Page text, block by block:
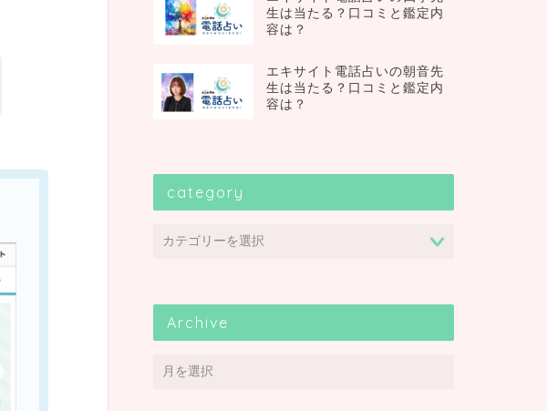
生は当たる？口コミと鑑定内
容は？
エキサイト電話占いの朝音先
生は当たる？口コミと鑑定内
容は？
category
Archive